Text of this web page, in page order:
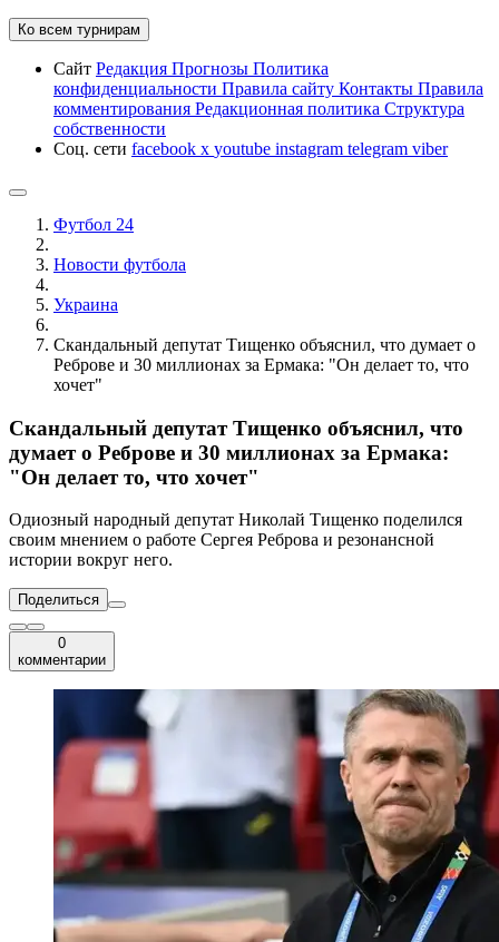
Ко всем турнирам
Сайт Редакция Прогнозы Политика
конфиденциальности Правила сайту Контакты Правила
комментирования Редакционная политика Структура
собственности
Соц. сети facebook x youtube instagram telegram viber
Футбол 24
Новости футбола
Украина
Скандальный депутат Тищенко объяснил, что думает о
Реброве и 30 миллионах за Ермака: "Он делает то, что
хочет"
Скандальный депутат Тищенко объяснил, что
думает о Реброве и 30 миллионах за Ермака:
"Он делает то, что хочет"
Одиозный народный депутат Николай Тищенко поделился
своим мнением о работе Сергея Реброва и резонансной
истории вокруг него.
Поделиться
0
комментарии